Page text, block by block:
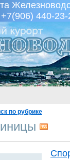
+7(906) 440-23-
по рубрике